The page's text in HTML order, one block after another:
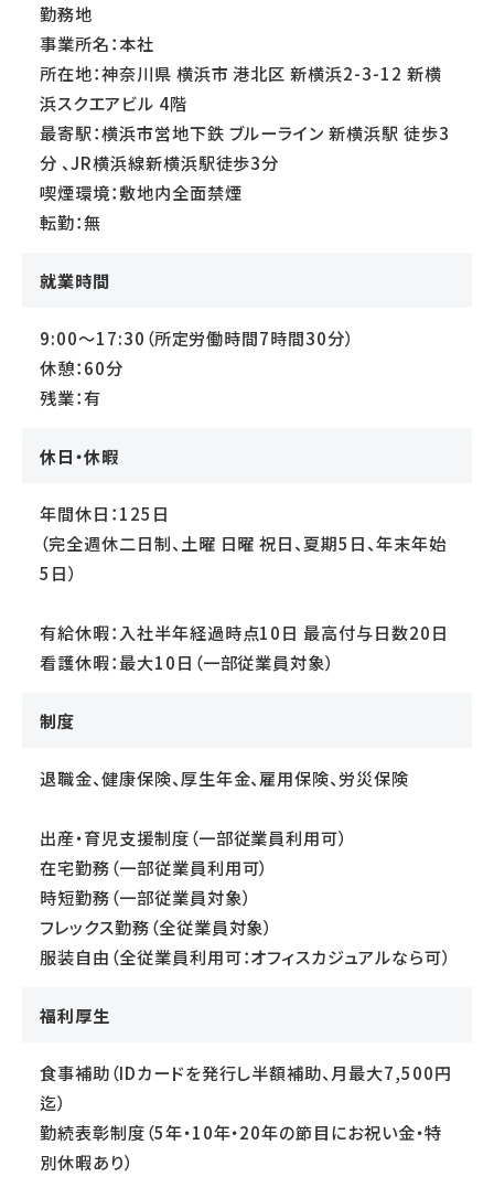
勤務地
事業所名：本社
所在地：神奈川県 横浜市 港北区 新横浜2-3-12 新横
浜スクエアビル 4階
最寄駅：横浜市営地下鉄 ブルーライン 新横浜駅 徒歩3
分 、JR横浜線新横浜駅徒歩3分
喫煙環境：敷地内全面禁煙
転勤：無
就業時間
9:00～17:30（所定労働時間7時間30分）
休憩：60分
残業：有
休日・休暇
年間休日：125日
（完全週休二日制、土曜 日曜 祝日、夏期5日、年末年始
5日）
有給休暇：入社半年経過時点10日 最高付与日数20日
看護休暇：最大10日（一部従業員対象）
制度
退職金、健康保険、厚生年金、雇用保険、労災保険
出産・育児支援制度（一部従業員利用可）
在宅勤務（一部従業員利用可）
時短勤務（一部従業員対象）
フレックス勤務（全従業員対象）
服装自由（全従業員利用可：オフィスカジュアルなら可）
福利厚生
食事補助（IDカードを発行し半額補助、月最大7,500円
迄）
勤続表彰制度（5年・10年・20年の節目にお祝い金・特
別休暇あり）